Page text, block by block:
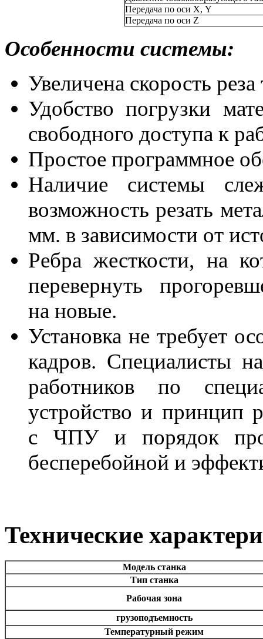
Передача по оси Х, Y
Передача по оси Z
Особенности системы:
Увеличена скорость
Удобство погрузки
свободного доступа к
Простое программное
Наличие системы
возможность резать
мм. в зависимости от
Ребра жесткости, на
перевернуть
на новые.
Установка не требует
кадров. Специалисты
работников по
устройство и принцип
с ЧПУ и порядок
бесперебойной и
Технические
Модель станка
Тип станка
Рабочая зона
грузоподъемность
Температурный режим